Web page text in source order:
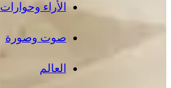
الأراء وحوارات
صوت وصورة
العالم